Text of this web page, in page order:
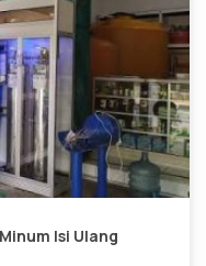
Isi Ulang